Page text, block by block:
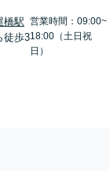
橋駅
徒歩3
営業時間：09:00~
18:00（土日祝
日）